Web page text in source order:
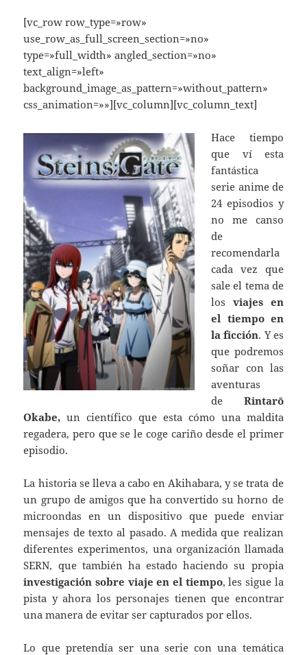
[vc_row row_type=»row»
use_row_as_full_screen_section=»no»
type=»full_width» angled_section=»no»
text_align=»left»
background_image_as_pattern=»without_pattern»
css_animation=»»][vc_column][vc_column_text]
Hace tiempo
que ví esta
fantástica
serie anime de
24 episodios y
no me canso
de
recomendarla
cada vez que
sale el tema de
los viajes en
el tiempo en
la ficción. Y es
que podremos
soñar con las
aventuras
de Rintarō
Okabe, un científico que esta cómo una maldita
regadera, pero que se le coge cariño desde el primer
episodio.
La historia se lleva a cabo en Akihabara, y se trata de
un grupo de amigos que ha convertido su horno de
microondas en un dispositivo que puede enviar
mensajes de texto al pasado. A medida que realizan
diferentes experimentos, una organización llamada
SERN, que también ha estado haciendo su propia
investigación sobre viaje en el tiempo, les sigue la
pista y ahora los personajes tienen que encontrar
una manera de evitar ser capturados por ellos.
Lo que pretendía ser una serie con una temática